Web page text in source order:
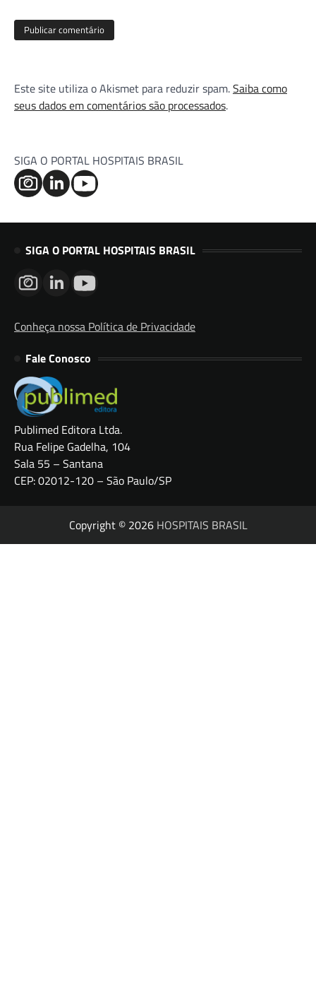
Este site utiliza o Akismet para reduzir spam.Saiba como
seus dados em comentários são processados.
SIGA O PORTAL HOSPITAIS BRASIL
SIGA O PORTAL HOSPITAIS BRASIL
Conheça nossa Política de Privacidade
Fale Conosco
Publimed Editora Ltda.
Rua Felipe Gadelha, 104
Sala 55 – Santana
CEP: 02012-120 – São Paulo/SP
Copyright © 2026 HOSPITAIS BRASIL